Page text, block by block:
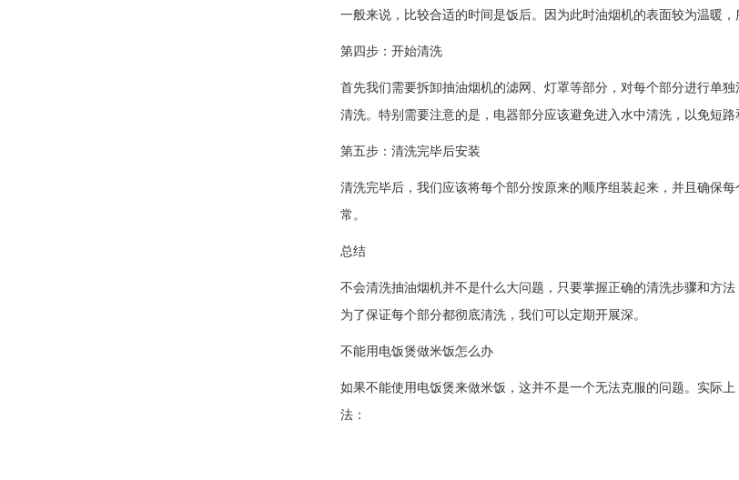
一般来说，比较合适的时间是饭后。因为此时油烟机的表面较为温暖
第四步：开始清洗
首先我们需要拆卸抽油烟机的滤网、灯罩等部分，对每个部分进行单
清洗。特别需要注意的是，电器部分应该避免进入水中清洗，以免短路
第五步：清洗完毕后安装
清洗完毕后，我们应该将每个部分按原来的顺序组装起来，并且确保
常。
总结
不会清洗抽油烟机并不是什么大问题，只要掌握正确的清洗步骤和方
为了保证每个部分都彻底清洗，我们可以定期开展深。
不能用电饭煲做米饭怎么办
如果不能使用电饭煲来做米饭，这并不是一个无法克服的问题。实际
法：